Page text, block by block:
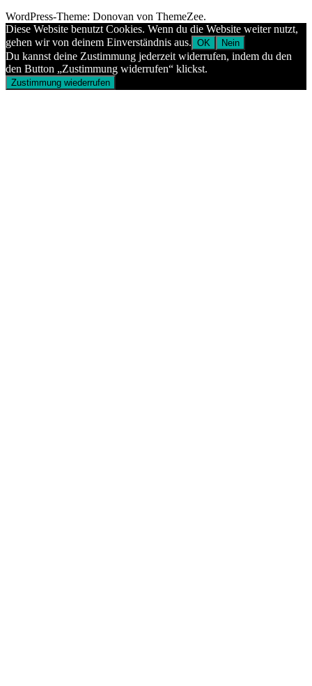
WordPress-Theme: Donovan von ThemeZee.
Diese Website benutzt Cookies. Wenn du die Website weiter nutzt,
gehen wir von deinem Einverständnis aus. OK Nein
Du kannst deine Zustimmung jederzeit widerrufen, indem du den
den Button „Zustimmung widerrufen“ klickst.
Zustimmung wiederrufen